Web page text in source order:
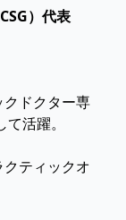
）代表
クドクター専
活躍。
ティックオ